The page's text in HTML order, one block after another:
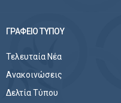
ΓΡΑΦΕΙΟ ΤΥΠΟΥ
Τελευταία Νέα
Ανακοινώσεις
Δελτία Τύπου